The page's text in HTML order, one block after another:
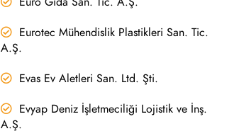
Eurotec Mühendislik Plastikleri San. Tic.
A.Ş.
Evas Ev Aletleri San. Ltd. Şti.
Evyap Deniz İşletmeciliği Lojistik ve İnş.
A.Ş.